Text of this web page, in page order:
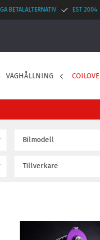
BETALALTERNATIV EST 2004
VÄGHÅLLNING
Tillverkare
Bilmodell